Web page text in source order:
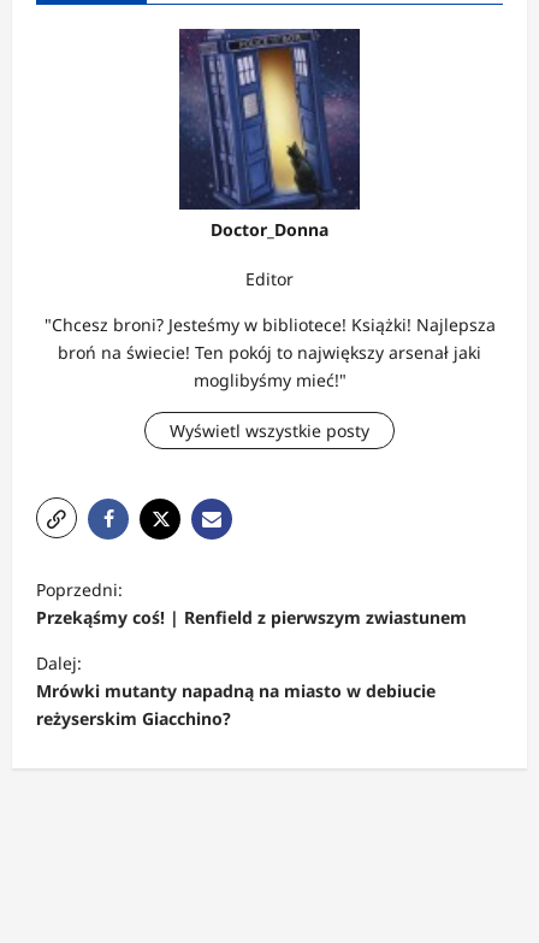
Doctor_Donna
Editor
"Chcesz broni? Jesteśmy w bibliotece! Książki! Najlepsza
broń na świecie! Ten pokój to największy arsenał jaki
moglibyśmy mieć!"
Wyświetl wszystkie posty
o
b
a
c
z
Poprzedni:
Przekąśmy coś! | Renfield z pierwszym zwiastunem
Dalej:
Mrówki mutanty napadną na miasto w debiucie
reżyserskim Giacchino?